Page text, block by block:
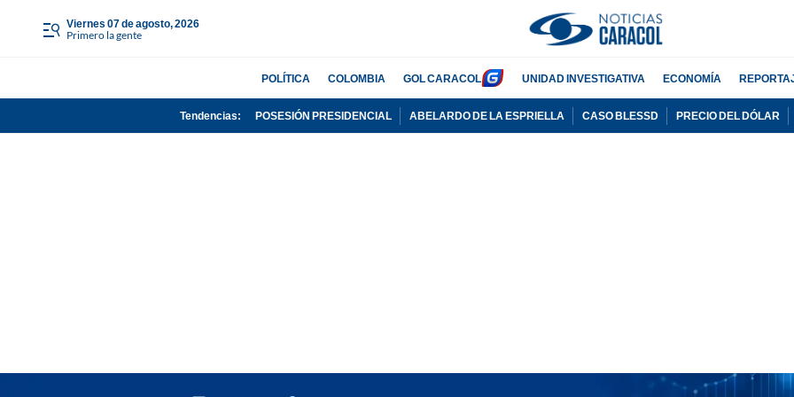
viernes 07 de agosto, 2026
Primero la gente
POLÍTICA COLOMBIA GOL CARACOL UNIDAD INVESTIGATIVA ECONOMÍA
Tendencias: POSESIÓN PRESIDENCIAL ABELARDO DE LA ESPRIELLA CASO BLESSD PRECIO DEL DÓLAR